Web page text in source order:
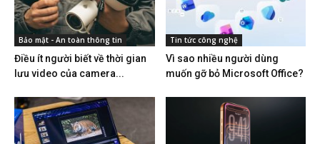
Bảo mật - An toàn thông tin
Điều ít người biết về thời gian
lưu video của camera...
Tin tức công nghệ
Vì sao nhiều người dùng
muốn gỡ bỏ Microsoft Office?